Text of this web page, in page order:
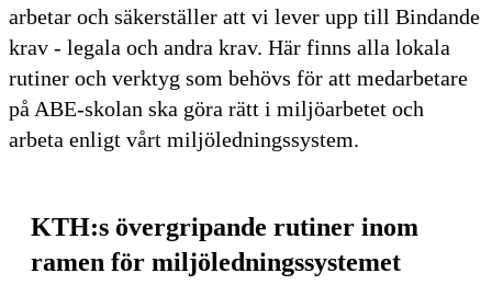
arbetar och säkerställer att vi lever upp till Bindande
krav - legala och andra krav. Här finns alla lokala
rutiner och verktyg som behövs för att medarbetare
på ABE-skolan ska göra rätt i miljöarbetet och
arbeta enligt vårt miljöledningssystem.
KTH:s övergripande rutiner inom
ramen för miljöledningssystemet